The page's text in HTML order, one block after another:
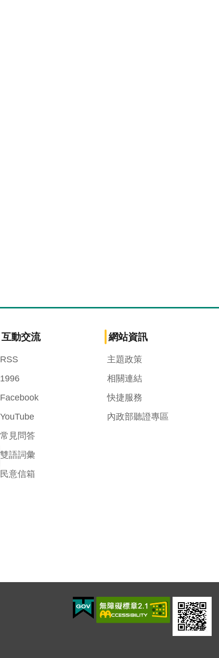
互動交流
RSS
1996
Facebook
YouTube
常見問答
雙語詞彙
民意信箱
網站資訊
主題政策
相關連結
快捷服務
內政部聽證專區